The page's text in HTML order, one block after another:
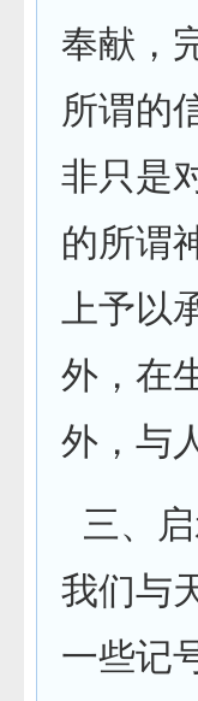
奉献，
所谓的
非只是
的所谓
上予以
外，在
外，与
三、
我们与
一些记